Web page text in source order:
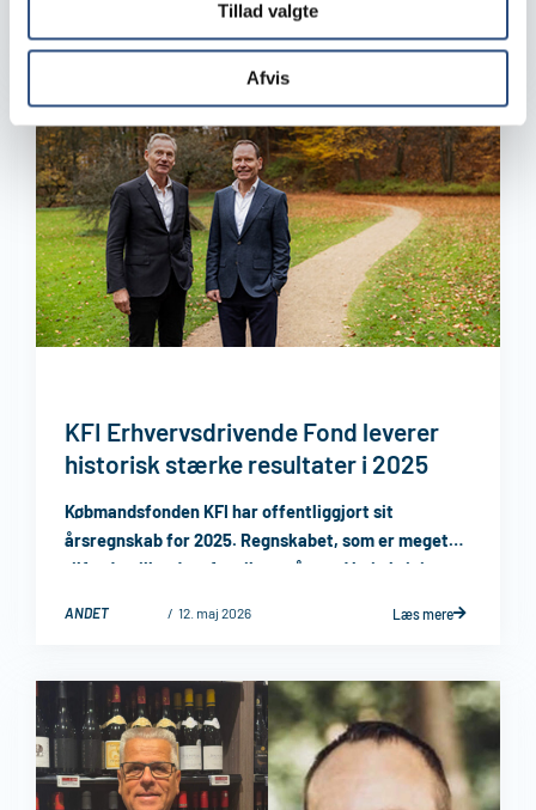
Tillad valgte
Afvis
KFI LAB
4. juni 2026 Læs mere
ANDET
KFI Erhvervsdrivende Fond leverer
historisk stærke resultater i 2025
12. maj 2026
Købmandsfonden KFI har offentliggjort sit
årsregnskab for 2025. Regnskabet, som er meget
tilfredsstillende, afspejler et år med høj aktivitet og
Læs mere